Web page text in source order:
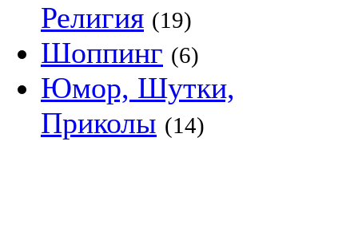
Религия (19)
Шоппинг (6)
Юмор, Шутки,
Приколы (14)